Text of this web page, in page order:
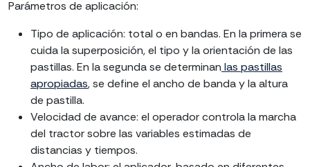
Parámetros de aplicación:
Tipo de aplicación: total o en bandas. En la primera se
cuida la superposición, el tipo y la orientación de las
pastillas. En la segunda se determinan las pastillas
apropiadas, se define el ancho de banda y la altura
de pastilla.
Velocidad de avance: el operador controla la marcha
del tractor sobre las variables estimadas de
distancias y tiempos.